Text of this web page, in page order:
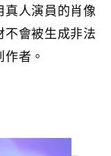
人演員的肖像
會被生成非法
者。